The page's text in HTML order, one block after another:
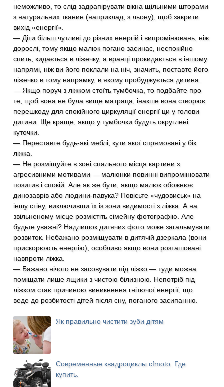
неможливо, то слід задрапірувати вікна щільними шторами
з натуральних тканин (наприклад, з льону), щоб закрити
вихід «енергії».
— Діти більш чутливі до різних енергій і випромінювань, ніж
дорослі, тому якщо малюк погано засинає, неспокійно
спить, кидається в ліжечку, а вранці прокидається в іншому
напрямі, ніж ви його поклали на ніч, значить, поставте його
ліжечко в тому напрямку, в якому пробуджується дитина.
— Якщо поруч з ліжком стоїть тумбочка, то подбайте про
те, щоб вона не була вище матраца, інакше вона створює
перешкоду для спокійного циркуляції енергії ци у голови
дитини. Ще краще, якщо у тумбочки будуть округлені
куточки.
— Переставте будь-які меблі, кути якої спрямовані у бік
ліжка.
— Не розміщуйте в зоні спального місця картини з
агресивними мотивами — малюнки повинні випромінювати
позитив і спокій. Але як же бути, якщо малюк обожнює
динозаврів або людини-павука? Повісьте «чудовиськ» на
іншу стіну, виключивши їх із зони видимості з ліжка. А на
звільненому місце розмістіть сімейну фотографію. Але
будьте уважні? Надлишок дитячих фото може загальмувати
розвиток. Небажано розміщувати в дитячій дзеркала (вони
прискорюють енергію), особливо якщо вони розташовані
навпроти ліжка.
— Бажано нічого не засовувати під ліжко — туди можна
поміщати лише ящики з чистою білизною. Непотріб під
ліжком стає причиною виникнення гнітючої енергії, що
веде до розбитості дітей після сну, поганого засипанню.
Як правильно чистити зуби дітям
Современные квадроциклы cfmoto. Где
купить.